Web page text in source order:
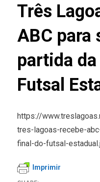
Três
ABC para
partida
Futsal
https://
tres-lagoas-recebe-
final-do-futsal-
Imprimir